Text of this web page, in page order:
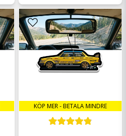
KÖP MER - BETALA MINDRE